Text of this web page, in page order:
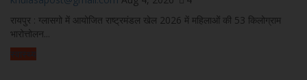
रायपुर : ग्लासगो में आयोजित राष्ट्रमंडल खेल 2026 में महिलाओं की 53 किलोग्राम
भारोत्तोलन...
स्वास्थ्य